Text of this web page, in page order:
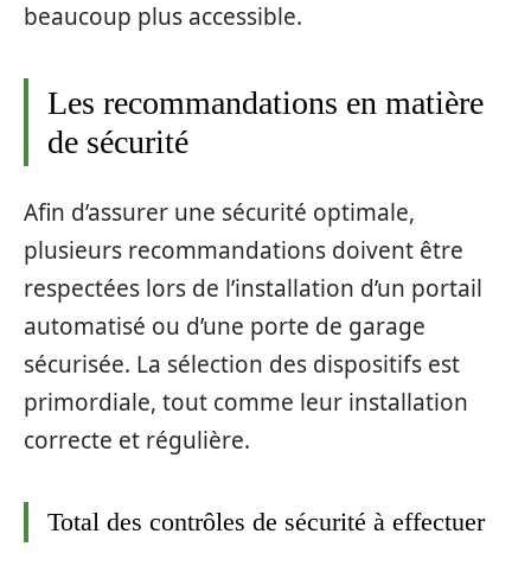
beaucoup plus accessible.
Les recommandations en matière
de sécurité
Afin d’assurer une sécurité optimale,
plusieurs recommandations doivent être
respectées lors de l’installation d’un portail
automatisé ou d’une porte de garage
sécurisée. La sélection des dispositifs est
primordiale, tout comme leur installation
correcte et régulière.
Total des contrôles de sécurité à effectuer